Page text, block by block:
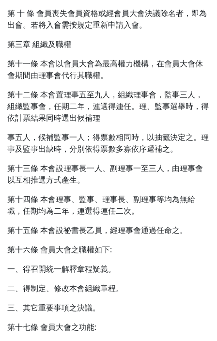
第 十 條 會員喪失會員資格或經會員大會決議除名者，即為
出會。若將入會需按規定重新申請入會。
第三章 組織及職權
第十一條 本會以會員大會為最高權力機構，在會員大會休
會期間由理事會代行其職權。
第十二條 本會置理事五至九人，組織理事會，監事三人，
組織監事會，任期二年，連選得連任。理、監事選舉時，得
依計票結果同時選出候補理
事五人，候補監事一人；得票數相同時，以抽籤決定之。理
事及監事出缺時，分別依得票數多寡依序遞補之。
第十三條 本會設理事長一人、副理事一至三人，由理事會
以互相推選方式產生。
第十四條 本會理事、監事、理事長、副理事等均為無給
職，任期均為二年，連選得連任二次。
第十五條 本會設祕書長乙員，經理事會通過任命之。
第十六條 會員大會之職權如下:
一、得召開統一解釋章程疑義。
二、得制定、修改本會組織章程。
三、其它重要事項之決議。
第十七條 會員大會之功能: